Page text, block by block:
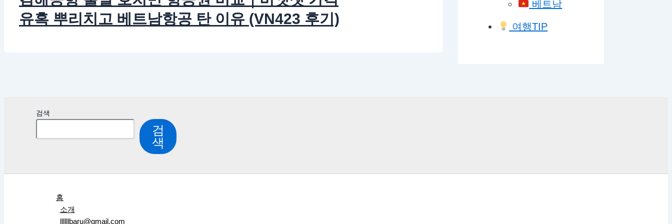
유혹 뿌리치고 베트남항공 탄 이유 (VN423 후기)
베트남
여행TIP
검색
검
색
홈
소개
llllllbaru@gmail.com